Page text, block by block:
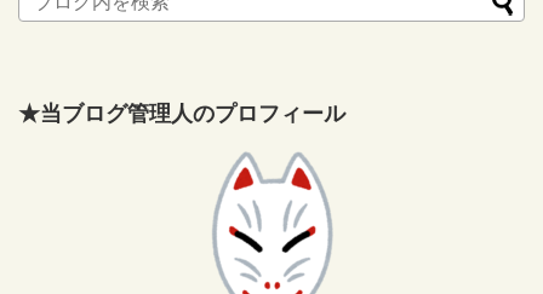
★当ブログ管理人のプロフィール